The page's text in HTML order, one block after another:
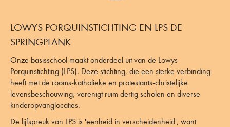
LOWYS PORQUINSTICHTING EN LPS DE
SPRINGPLANK
Onze basisschool maakt onderdeel uit van de Lowys
Porquinstichting (LPS). Deze stichting, die een sterke verbinding
heeft met de rooms-katholieke en protestants-christelijke
levensbeschouwing, verenigt ruim dertig scholen en diverse
kinderopvanglocaties.
De lijfspreuk van LPS is 'eenheid in verscheidenheid', want